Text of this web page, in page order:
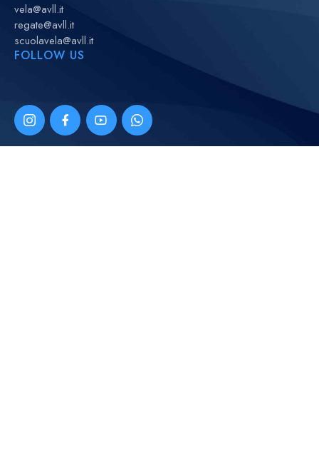
vela@avll.it
regate@avll.it
scuolavela@avll.it
FOLLOW US